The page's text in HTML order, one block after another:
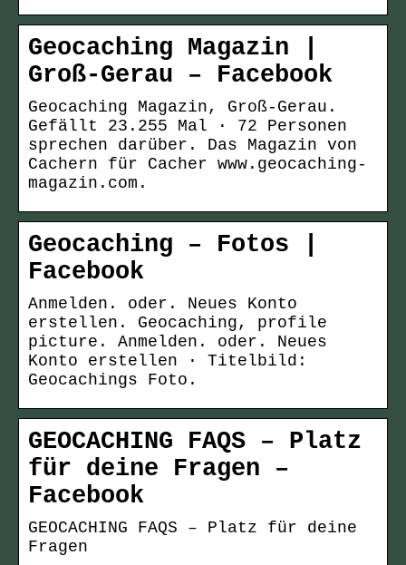
Geocaching Magazin |
Groß-Gerau – Facebook
Geocaching Magazin, Groß-Gerau.
Gefällt 23.255 Mal · 72 Personen
sprechen darüber. Das Magazin von
Cachern für Cacher www.geocaching-
magazin.com.
Geocaching – Fotos |
Facebook
Anmelden. oder. Neues Konto
erstellen. Geocaching, profile
picture. Anmelden. oder. Neues
Konto erstellen · Titelbild:
Geocachings Foto.
GEOCACHING FAQS – Platz
für deine Fragen –
Facebook
GEOCACHING FAQS – Platz für deine
Fragen